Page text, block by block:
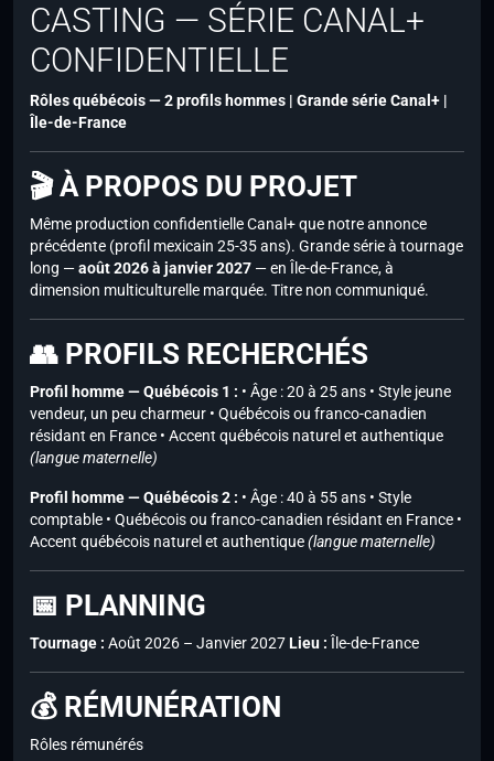
CASTING — SÉRIE CANAL+
CONFIDENTIELLE
Rôles québécois — 2 profils hommes | Grande série Canal+ |
Île-de-France
🎬 À PROPOS DU PROJET
Même production confidentielle Canal+ que notre annonce
précédente (profil mexicain 25-35 ans). Grande série à tournage
long —août 2026 à janvier 2027 — en Île-de-France, à
dimension multiculturelle marquée. Titre non communiqué.
👥 PROFILS RECHERCHÉS
Profil homme — Québécois 1 : • Âge : 20 à 25 ans • Style jeune
vendeur, un peu charmeur • Québécois ou franco-canadien
résidant en France • Accent québécois naturel et authentique
(langue maternelle)
Profil homme — Québécois 2 : • Âge : 40 à 55 ans • Style
comptable • Québécois ou franco-canadien résidant en France •
Accent québécois naturel et authentique(langue maternelle)
📅 PLANNING
Tournage : Août 2026 – Janvier 2027Lieu : Île-de-France
💰 RÉMUNÉRATION
Rôles rémunérés